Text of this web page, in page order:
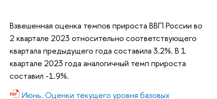
Взвешенная оценка темпов прироста ВВП России во
2 квартале 2023 относительно соответствующего
квартала предыдущего года составила 3.2%. В 1
квартале 2023 года аналогичный темп прироста
составил -1.9%.
Июнь. Оценки текущего уровня базовых